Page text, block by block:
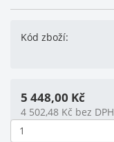
Kód zboží:
5 448,00 Kč
4 502,48 Kč bez DPH